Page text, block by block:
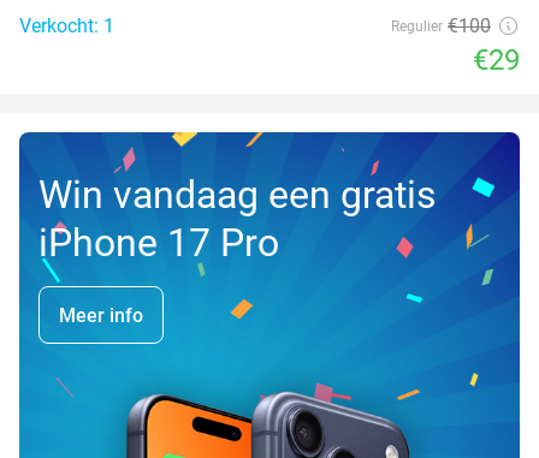
Verkocht: 1
Regulier €100
€29
Win vandaag een gratis
iPhone 17 Pro
Meer info